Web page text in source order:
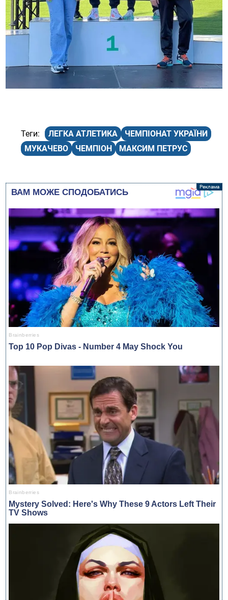
ЛЕГКА АТЛЕТИКА
ЧЕМПІОНАТ УКРАЇНИ
МУКАЧЕВО
ЧЕМПІОН МАКСИМ ПЕТРУС